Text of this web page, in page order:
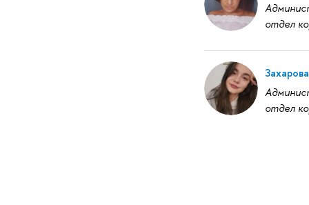
отдел
отдел